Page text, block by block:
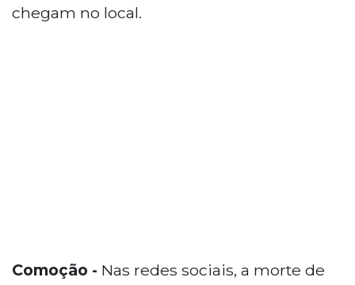
chegam no local.
Comoção - Nas redes sociais, a morte de